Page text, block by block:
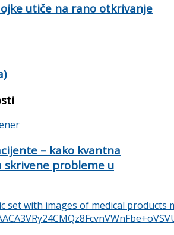
utiče na rano otkrivanje
– kako kvantna
skrivene probleme u